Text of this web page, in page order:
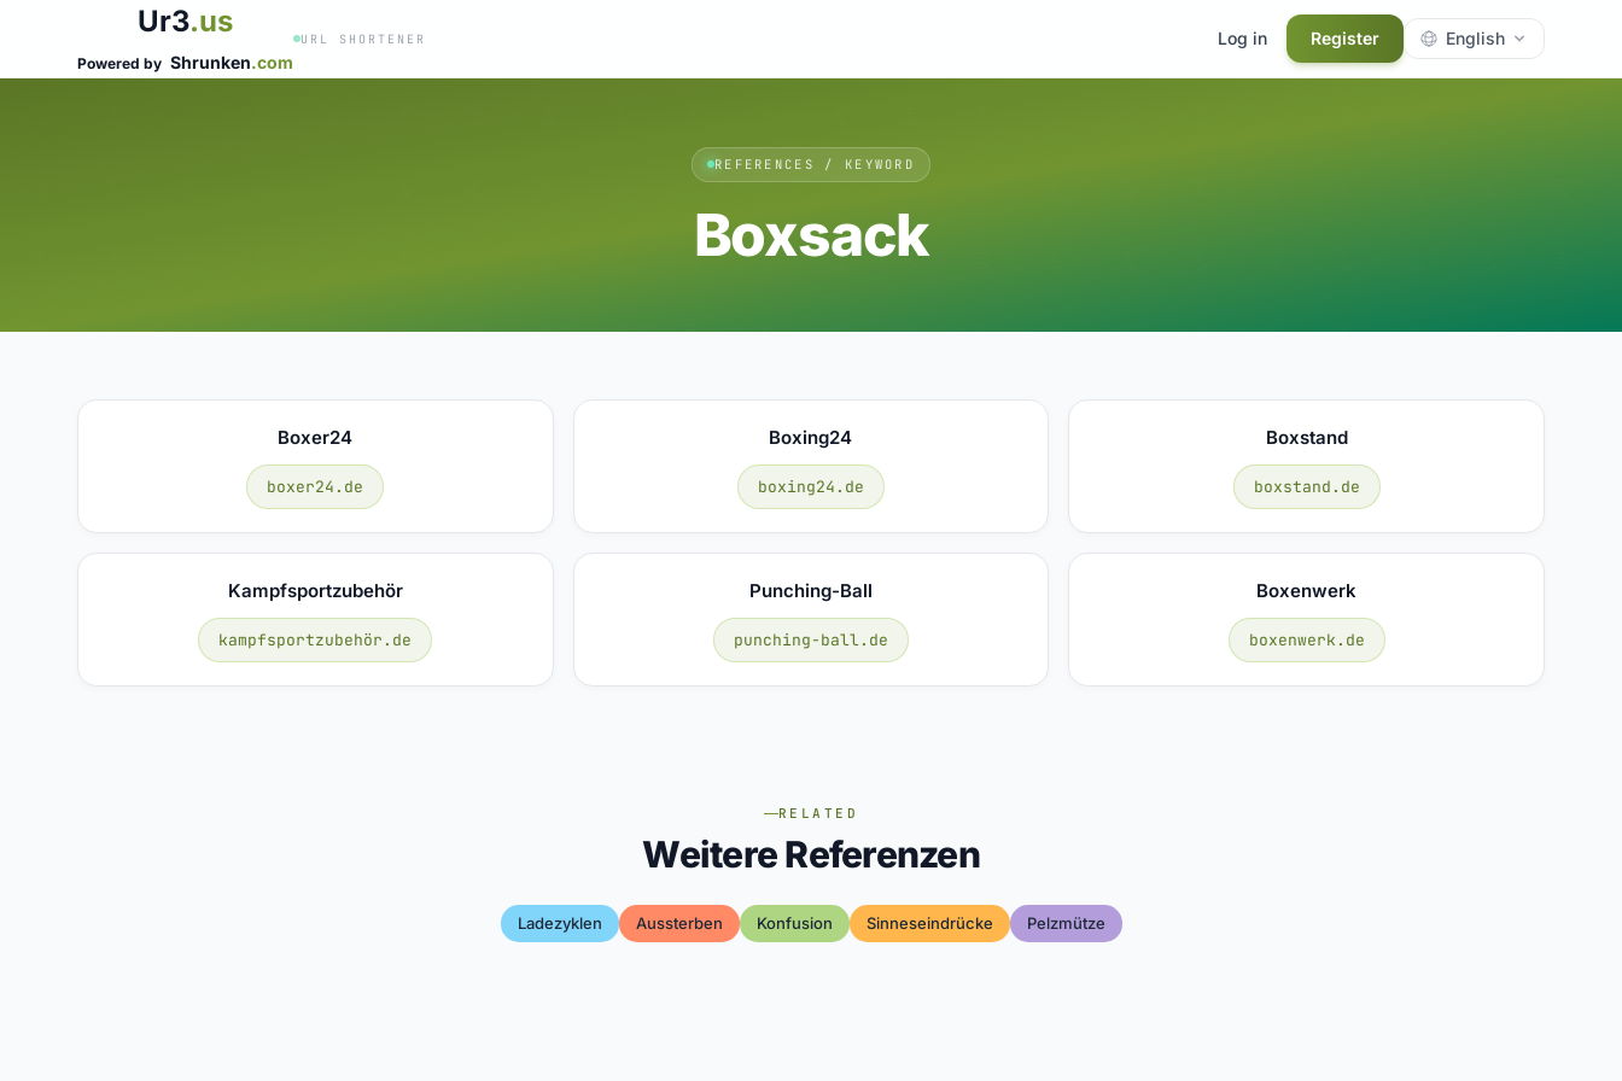
Ur3.us
Powered by Shrunken.com
URL SHORTENER Log in Register English
REFERENCES / KEYWORD
Boxsack
Boxer24
boxer24.de
Boxing24
boxing24.de
Boxstand
boxstand.de
Kampfsportzubehör
kampfsportzubehör.de
Punching-Ball
punching-ball.de
Boxenwerk
boxenwerk.de
RELATED
Weitere Referenzen
Ladezyklen Aussterben Konfusion Sinneseindrücke Pelzmütze